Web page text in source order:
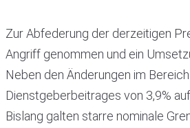
Zur Abfederung der derzeitigen
Angriff genommen und ein
Neben den Änderungen im
Dienstgeberbeitrages von 3,9%
Bislang galten starre nominale